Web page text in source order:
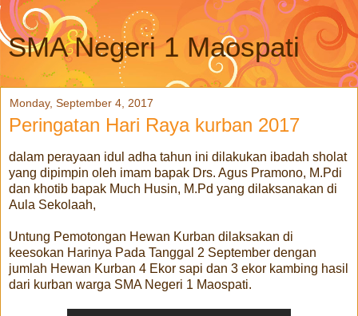
SMA Negeri 1 Maospati
Monday, September 4, 2017
Peringatan Hari Raya kurban 2017
dalam perayaan idul adha tahun ini dilakukan ibadah sholat
yang dipimpin oleh imam bapak Drs. Agus Pramono, M.Pdi
dan khotib bapak Much Husin, M.Pd yang dilaksanakan di
Aula Sekolaah,
Untung Pemotongan Hewan Kurban dilaksakan di
keesokan Harinya Pada Tanggal 2 September dengan
jumlah Hewan Kurban 4 Ekor sapi dan 3 ekor kambing hasil
dari kurban warga SMA Negeri 1 Maospati.